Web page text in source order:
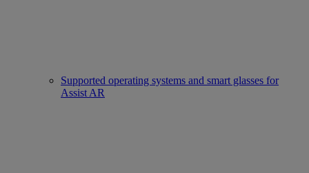
Supported operating systems and smart glasses for
Assist AR